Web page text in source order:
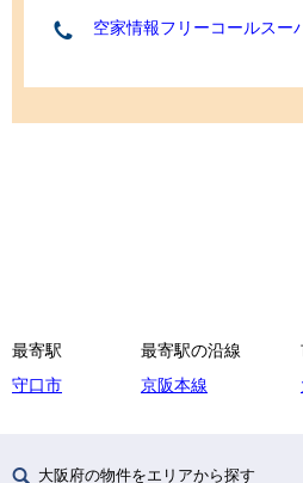
空家情報フリーコールスー
最寄駅
守口市
最寄駅の沿線
京阪本線
大阪府の物件をエリアから探す